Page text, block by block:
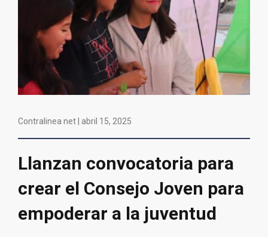
Contralinea net | abril 15, 2025
Llanzan convocatoria para
crear el Consejo Joven para
empoderar a la juventud